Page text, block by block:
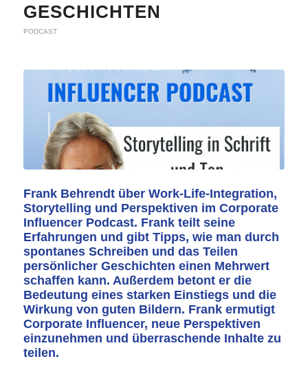
GESCHICHTEN
PODCAST
Frank Behrendt über Work-Life-Integration,
Storytelling und Perspektiven im Corporate
Influencer Podcast. Frank teilt seine
Erfahrungen und gibt Tipps, wie man durch
spontanes Schreiben und das Teilen
persönlicher Geschichten einen Mehrwert
schaffen kann. Außerdem betont er die
Bedeutung eines starken Einstiegs und die
Wirkung von guten Bildern. Frank ermutigt
Corporate Influencer, neue Perspektiven
einzunehmen und überraschende Inhalte zu
teilen.